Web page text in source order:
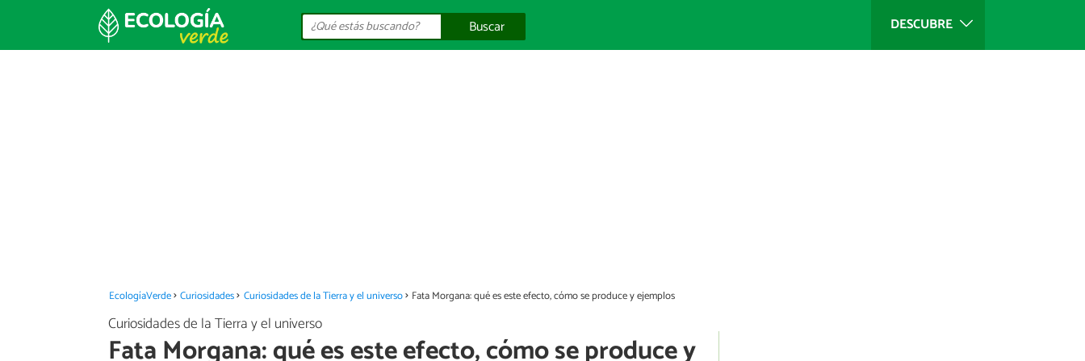
DESCUBRE
Buscar
EcologíaVerde Curiosidades Curiosidades de la Tierra y el universo Fata Morgana: qué es este efecto, cómo se produce y ejemplos
Curiosidades de la Tierra y el universo
Fata Morgana: qué es este efecto, cómo se produce y